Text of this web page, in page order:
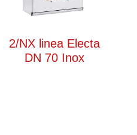
2/NX linea Electa
DN 70 Inox